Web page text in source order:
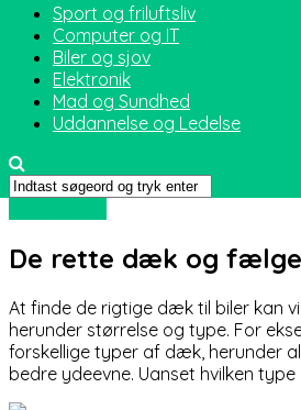
Sport og friluftsliv
Computer og IT
Biler og sjov
Elektronik
Mad og Sundhed
Uddannelse og Ledelse
De rette dæk og fælge
At finde de rigtige dæk til biler kan
herunder størrelse og type. For
forskellige typer af dæk, herunder
bedre ydeevne. Uanset hvilken